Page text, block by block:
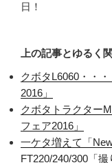
日！
上の記事とゆるく
クボタL6060・・
2016」
クボタトラクター
フェア2016」
一ケタ増えて「
FT220/240/300「